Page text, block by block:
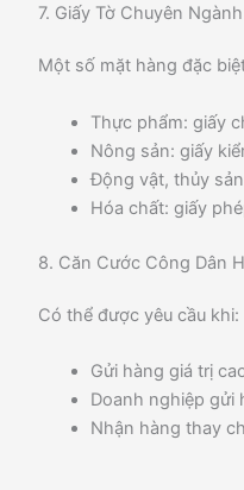
7. Giấy Tờ Chuyên
Một số mặt hàng đặc
Thực phẩm: giấy
Nông sản: giấy
Động vật, thủy
Hóa chất: giấy
8. Căn Cước Công Dân
Có thể được yêu cầu khi:
Gửi hàng giá trị
Doanh nghiệp gửi
Nhận hàng thay